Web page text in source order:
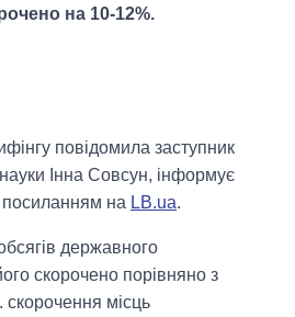
на 10-12%.
повідомила заступник
науки Інна Совсун, інформує
посиланням на LB.ua.
державного
скорочено порівняно з
місць